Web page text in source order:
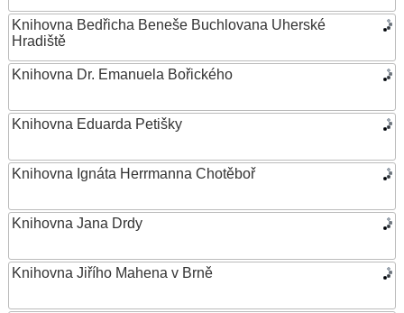
Knihovna Bedřicha Beneše Buchlovana Uherské
Hradiště
Knihovna Dr. Emanuela Bořického
Knihovna Eduarda Petišky
Knihovna Ignáta Herrmanna Chotěboř
Knihovna Jana Drdy
Knihovna Jiřího Mahena v Brně